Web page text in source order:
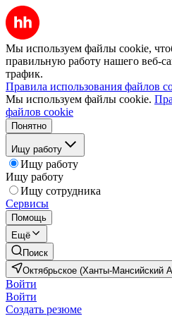
Мы используем файлы cookie,
правильную работу нашего веб-
трафик.
Правила использования файлов
Мы используем файлы cookie.
файлов cookie
Понятно
Ищу работу
Ищу работу
Ищу работу
Ищу сотрудника
Сервисы
Помощь
Ещё
Поиск
Октябрьское (Ханты-Мансийский
Войти
Войти
Создать резюме